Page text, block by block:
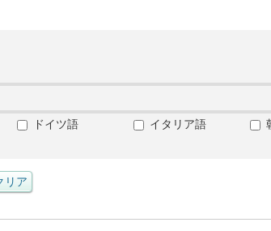
ドイツ語 イタリア語